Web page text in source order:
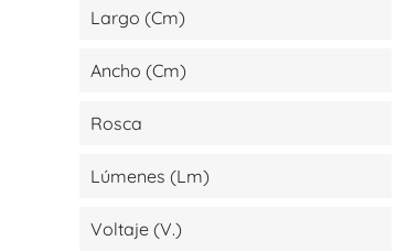
Largo (cm)
Ancho (cm)
Rosca
Lúmenes (lm)
Voltaje (V.)